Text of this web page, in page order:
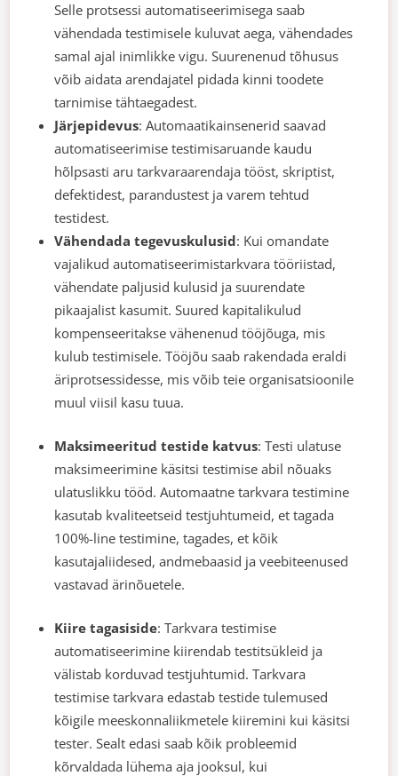
Selle protsessi automatiseerimisega saab
vähendada testimisele kuluvat aega, vähendades
samal ajal inimlikke vigu. Suurenenud tõhusus
võib aidata arendajatel pidada kinni toodete
tarnimise tähtaegadest.
Järjepidevus: Automaatikainsenerid saavad
automatiseerimise testimisaruande kaudu
hõlpsasti aru tarkvaraarendaja tööst, skriptist,
defektidest, parandustest ja varem tehtud
testidest.
Vähendada tegevuskulusid: Kui omandate
vajalikud automatiseerimistarkvara tööriistad,
vähendate paljusid kulusid ja suurendate
pikaajalist kasumit. Suured kapitalikulud
kompenseeritakse vähenenud tööjõuga, mis
kulub testimisele. Tööjõu saab rakendada eraldi
äriprotsessidesse, mis võib teie organisatsioonile
muul viisil kasu tuua.
Maksimeeritud testide katvus: Testi ulatuse
maksimeerimine käsitsi testimise abil nõuaks
ulatuslikku tööd. Automaatne tarkvara testimine
kasutab kvaliteetseid testjuhtumeid, et tagada
100%-line testimine, tagades, et kõik
kasutajaliidesed, andmebaasid ja veebiteenused
vastavad ärinõuetele.
Kiire tagasiside: Tarkvara testimise
automatiseerimine kiirendab testitsükleid ja
välistab korduvad testjuhtumid. Tarkvara
testimise tarkvara edastab testide tulemused
kõigile meeskonnaliikmetele kiiremini kui käsitsi
tester. Sealt edasi saab kõik probleemid
kõrvaldada lühema aja jooksul, kui